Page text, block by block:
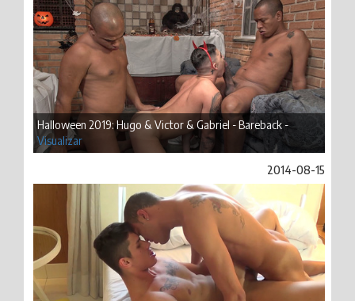
Halloween 2019: Hugo & Victor & Gabriel - Bareback -
Visualizar
2014-08-15